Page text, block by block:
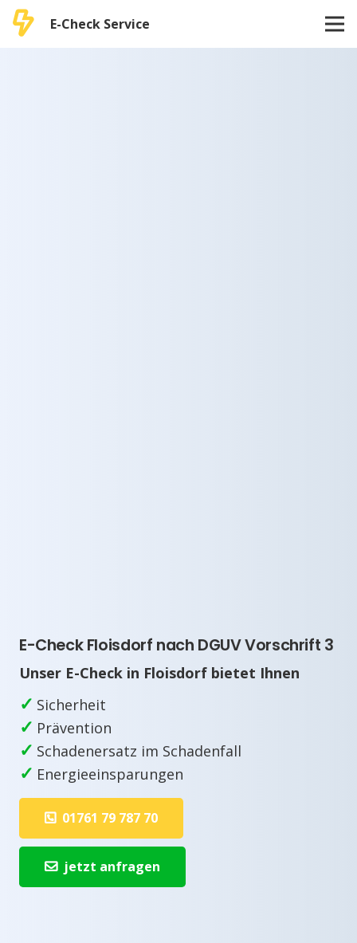
E-Check Service
E-Check Floisdorf nach DGUV Vorschrift 3
Unser E-Check in Floisdorf bietet Ihnen
✓ Sicherheit
✓ Prävention
✓ Schadenersatz im Schadenfall
✓ Energieeinsparungen
01761 79 787 70
jetzt anfragen